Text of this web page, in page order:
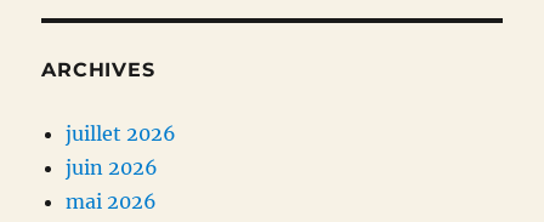
ARCHIVES
juillet 2026
juin 2026
mai 2026